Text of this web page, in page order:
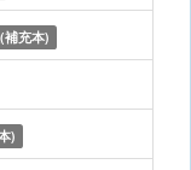
補充本)
)